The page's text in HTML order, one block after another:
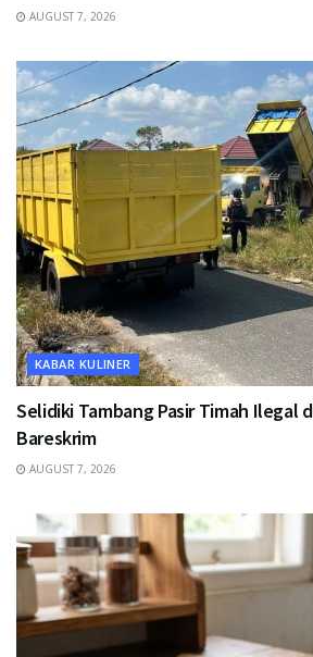
AUGUST 7, 2026
KABAR KULINER
Selidiki Tambang Pasir Timah Ilegal
Bareskrim
AUGUST 7, 2026